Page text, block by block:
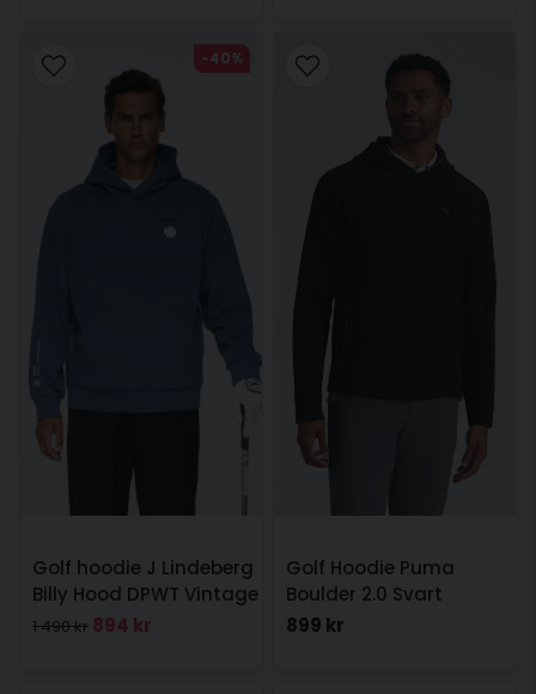
Golf hoodie J Lindeberg
Billy Hood DPWT Vintage
Indigo
1 490 kr 894 kr
-40%
Golf Hoodie Puma
Boulder 2.0 Svart
899 kr